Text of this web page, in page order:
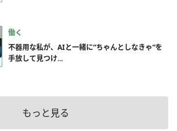
働く
不器用な私が、AIと一緒に”ちゃんとしなきゃ”を
手放して見つけ...
もっと見る